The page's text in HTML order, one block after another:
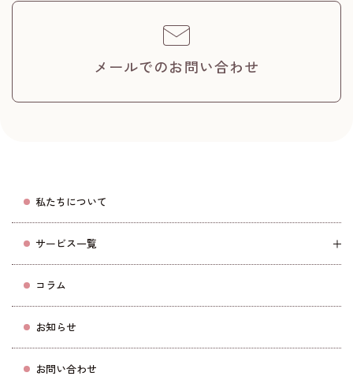
メールでのお問い合わせ
私たちについて
サービス一覧
コラム
お知らせ
お問い合わせ